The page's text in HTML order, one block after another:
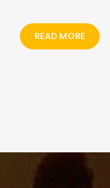
READ MORE